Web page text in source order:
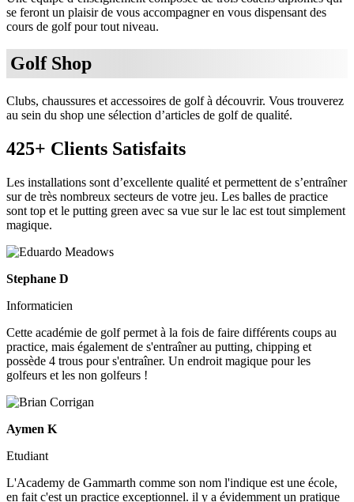
se feront un plaisir de vous accompagner en vous dispensant des
cours de golf pour tout niveau.
Golf Shop
Clubs, chaussures et accessoires de golf à découvrir. Vous trouverez
au sein du shop une sélection d’articles de golf de qualité.
425+ Clients Satisfaits
Les installations sont d’excellente qualité et permettent de s’entraîner
sur de très nombreux secteurs de votre jeu. Les balles de practice
sont top et le putting green avec sa vue sur le lac est tout simplement
magique.
Stephane D
Informaticien
Cette académie de golf permet à la fois de faire différents coups au
practice, mais également de s'entraîner au putting, chipping et
possède 4 trous pour s'entraîner. Un endroit magique pour les
golfeurs et les non golfeurs !
Aymen K
Etudiant
L'Academy de Gammarth comme son nom l'indique est une école,
en fait c'est un practice exceptionnel. il y a évidemment un pratique